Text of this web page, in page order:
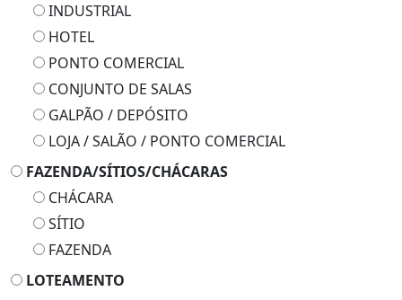
INDUSTRIAL
HOTEL
PONTO COMERCIAL
CONJUNTO DE SALAS
GALPÃO / DEPÓSITO
LOJA / SALÃO / PONTO COMERCIAL
FAZENDA/SÍTIOS/CHÁCARAS
CHÁCARA
SÍTIO
FAZENDA
LOTEAMENTO